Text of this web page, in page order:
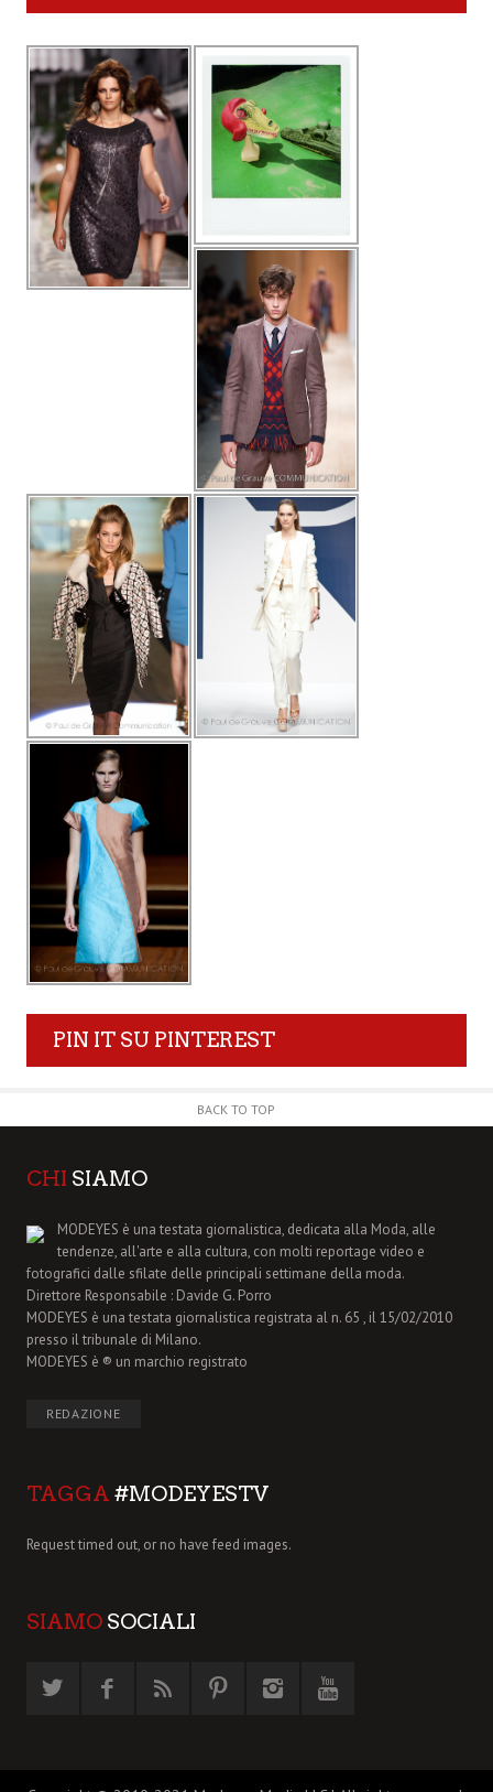
PIN IT SU PINTEREST
BACK TO TOP
CHI SIAMO
MODEYES è una testata giornalistica, dedicata alla Moda, alle
tendenze, all'arte e alla cultura, con molti reportage video e
fotografici dalle sfilate delle principali settimane della moda.
Direttore Responsabile : Davide G. Porro
MODEYES è una testata giornalistica registrata al n. 65 , il 15/02/2010
presso il tribunale di Milano.
MODEYES è ® un marchio registrato
REDAZIONE
TAGGA #MODEYESTV
Request timed out, or no have feed images.
SIAMO SOCIALI